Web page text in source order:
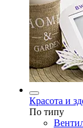
Красота и
По типу